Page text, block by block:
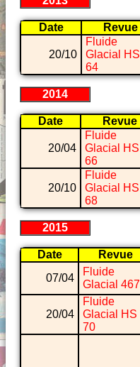
Date Revue
20/10
Fluide
Glacial HS
64
2014
Date Revue
20/04
Fluide
Glacial HS
66
20/10
Fluide
Glacial HS
68
2015
Date Revue
07/04
Fluide
Glacial 467
20/04
Fluide
Glacial HS
70